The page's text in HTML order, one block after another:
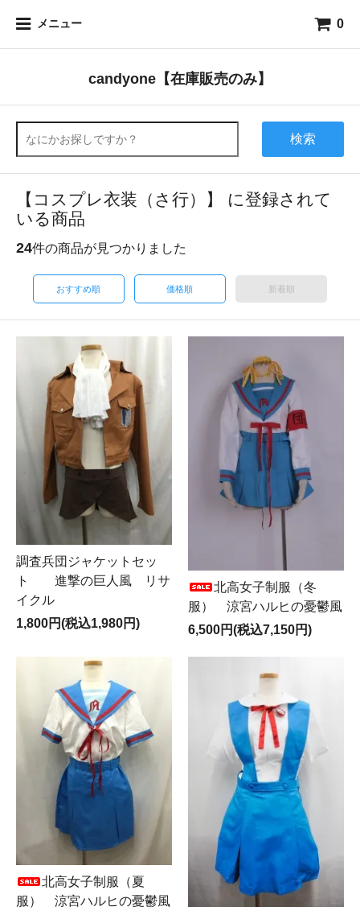
メニュー 0
candyone【在庫販売のみ】
検索
【コスプレ衣装（さ行）】 に登録されて
いる商品
24件の商品が見つかりました
おすすめ順 価格順 新着順
調査兵団ジャケットセッ
ト 進撃の巨人風 リサ
イクル
1,800円(税込1,980円)
北高女子制服（冬
服） 涼宮ハルヒの憂鬱風
6,500円(税込7,150円)
北高女子制服（夏
服） 涼宮ハルヒの憂鬱風